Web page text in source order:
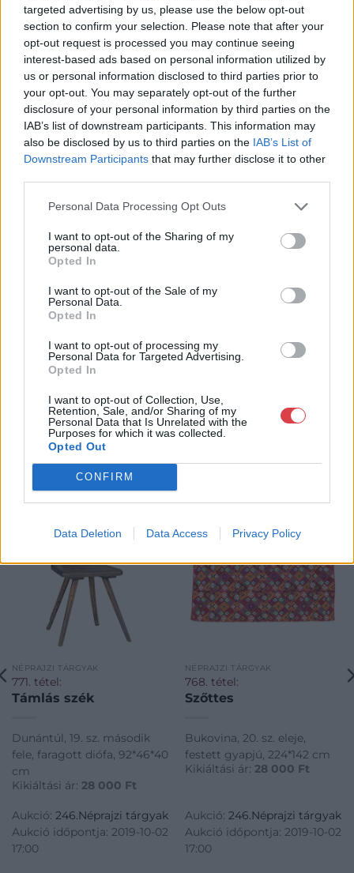
targeted advertising by us, please use the below opt-out
section to confirm your selection. Please note that after your
opt-out request is processed you may continue seeing
interest-based ads based on personal information utilized by
us or personal information disclosed to third parties prior to
your opt-out. You may separately opt-out of the further
disclosure of your personal information by third parties on the
IAB’s list of downstream participants. This information may
also be disclosed by us to third parties on the IAB’s List of
Downstream Participants that may further disclose it to other
Personal Data Processing Opt Outs
I want to opt-out of the Sharing of my
personal data.
Opted In
I want to opt-out of the Sale of my
Personal Data.
Opted In
I want to opt-out of processing my
Personal Data for Targeted Advertising.
Opted In
I want to opt-out of Collection, Use,
Retention, Sale, and/or Sharing of my
Personal Data that Is Unrelated with the
Purposes for which it was collected.
Opted Out
CONFIRM
Data Deletion Data Access Privacy Policy
Eladó adatai
Eladó:Nagyházi Galéria és
Aukciósház
Cím: Müller Márta
Nagyházi Galéria és Aukciósház
Kft.
1055 Budapest, Balaton utca 8.
Telefon: +361 475 6000 +361
4756005
http://www.nagyhazi.hu
Bemutatkozás: Magas színvonalú festmények és műtárgyak,
bútorok, szőnyegek, üveg, porcelán és ezüst tárgyak, ékszerek,
néprajzi tárgyak értékesítése és aukcionálása. Hagyatékok és
a tárgyfelvétel folyamatos.
KAPCSOLÓDÓ MŰTÁRGYAK
NÉPRAJZI TÁRGYAK
771. tétel:
Támlás szék
Dunántúl, 19. sz. második
fele, faragott diófa, 92*46*40
cm
Kikiáltási ár: 28 000 Ft
Aukció: 246.Néprajzi tárgyak
Aukció időpontja: 2019-10-02
17:00
NÉPRAJZI TÁRGYAK
768. tétel:
Szőttes
Bukovina, 20. sz. eleje,
festett gyapjú, 224*142 cm
Kikiáltási ár: 28 000 Ft
Aukció: 246.Néprajzi tárgyak
Aukció időpontja: 2019-10-02
17:00